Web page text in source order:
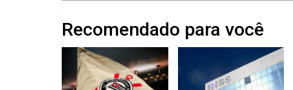
Recomendado para você